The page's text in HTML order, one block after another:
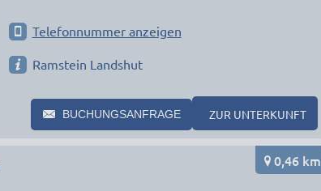
Telefonnummer anzeigen
Ramstein Landshut
BUCHUNGSANFRAGE ZUR UNTERKUNFT
0,46 km